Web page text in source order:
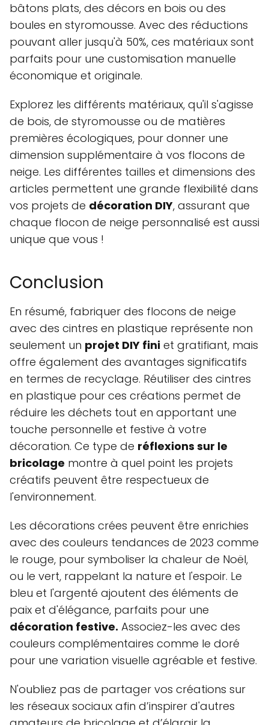
bâtons plats, des décors en bois ou des
boules en styromousse. Avec des réductions
pouvant aller jusqu'à 50%, ces matériaux sont
parfaits pour une customisation manuelle
économique et originale.
Explorez les différents matériaux, qu'il s'agisse
de bois, de styromousse ou de matières
premières écologiques, pour donner une
dimension supplémentaire à vos flocons de
neige. Les différentes tailles et dimensions des
articles permettent une grande flexibilité dans
vos projets de décoration DIY, assurant que
chaque flocon de neige personnalisé est aussi
unique que vous !
Conclusion
En résumé, fabriquer des flocons de neige
avec des cintres en plastique représente non
seulement un projet DIY fini et gratifiant, mais
offre également des avantages significatifs
en termes de recyclage. Réutiliser des cintres
en plastique pour ces créations permet de
réduire les déchets tout en apportant une
touche personnelle et festive à votre
décoration. Ce type de réflexions sur le
bricolage montre à quel point les projets
créatifs peuvent être respectueux de
l'environnement.
Les décorations crées peuvent être enrichies
avec des couleurs tendances de 2023 comme
le rouge, pour symboliser la chaleur de Noël,
ou le vert, rappelant la nature et l'espoir. Le
bleu et l'argenté ajoutent des éléments de
paix et d'élégance, parfaits pour une
décoration festive. Associez-les avec des
couleurs complémentaires comme le doré
pour une variation visuelle agréable et festive.
N'oubliez pas de partager vos créations sur
les réseaux sociaux afin d’inspirer d'autres